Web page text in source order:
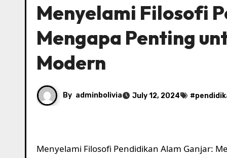
Menyelami Filosofi
Mengapa Penting
Modern
By adminbolivia July 12, 2024 #
Menyelami Filosofi Pendidikan Alam Ganjar: